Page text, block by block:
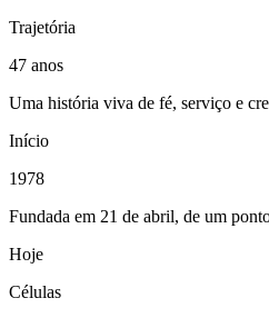
Trajetória
47 anos
Uma história viva de fé, serviço e
Início
1978
Fundada em 21 de abril, de um
Hoje
Células